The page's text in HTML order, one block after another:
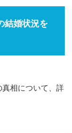
結婚状況を
相について、詳